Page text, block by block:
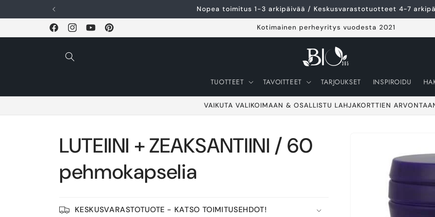
Nopea toimitus 1-3 arkipäivää / Keskusvarastotuotteet 4-7
FacebookInstagramYouTubePinterest
Kotimainen perheyritys vuodesta 2021
TUOTTEET TAVOITTEET TARJOUKSET INSPIROIDU
VAIKUTA VALIKOIMAAN & OSALLISTU LAHJAKORTTIEN
LUTEIINI + ZEAKSANTIINI / 60
pehmokapselia
KESKUSVARASTOTUOTE - KATSO TOIMITUSEHDOT!